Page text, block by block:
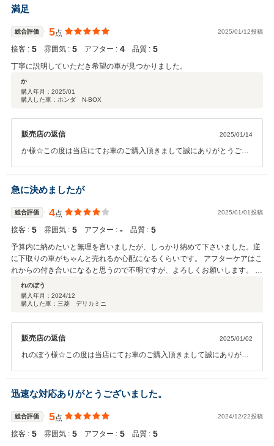
下さいませ☆本当にありがとうございました☆
満足
総合評価 5点 2025/01/12投稿
接客 : 5 雰囲気 : 5 アフター : 4 品質 : 5
丁寧に説明していただき希望の車が見つかりました。
か
購入年月： 2025/01
購入した車：ホンダ N-BOX
販売店の返信 2025/01/14
か様☆この度は当店にてお車のご購入頂きまして誠にありがとうござ
お客様ファーストに努めて参ります。お気軽に当店に遊びに来て下さ
いませ☆本当にありがとうございました☆
急に決めましたが
総合評価 4点 2025/01/01投稿
接客 : 5 雰囲気 : 5 アフター : ‐ 品質 : 5
予算内に納めたいと無理を言いましたが、しっかり納めて下さいました。逆
に下取りの車がちゃんと売れるか心配になるくらいです。 アフターケアはこ
れからの付き合いになると思うので不明ですが、よろしくお願いします。 そ
んなに押しの強い営業の方ではなく好感でしたよ。
れのぽう
購入年月： 2024/12
購入した車：三菱 デリカミニ
販売店の返信 2025/01/02
れのぼう様☆この度は当店にてお車のご購入頂きまして誠にありがと
一同、お客様ファーストに努めて参ります。お気軽に当店に遊びに来
て下さいませ☆本当にありがとうございました☆
迅速な対応ありがとうございました。
総合評価 5点 2024/12/22投稿
接客 : 5 雰囲気 : 5 アフター : 5 品質 : 5